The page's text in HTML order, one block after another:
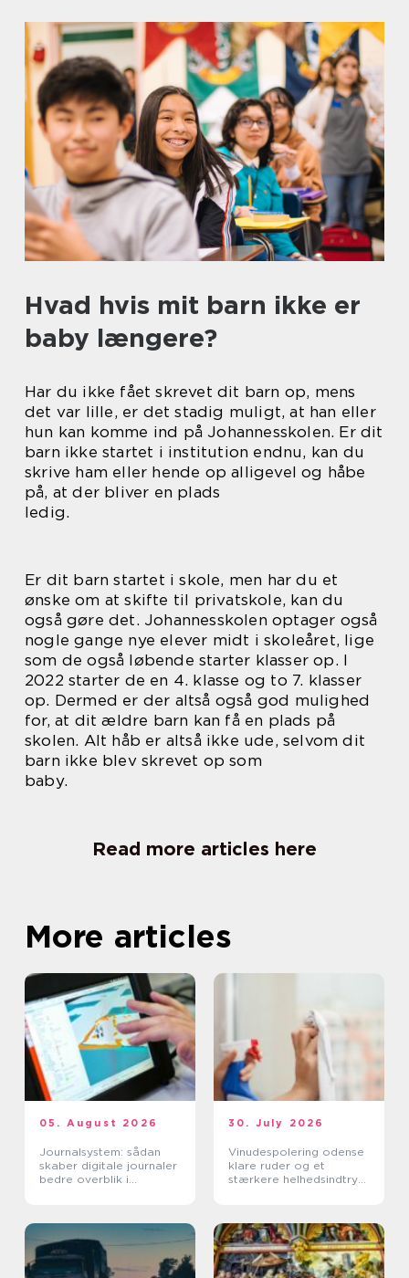
Hvad hvis mit barn ikke er
baby længere?
Har du ikke fået skrevet dit barn op, mens
det var lille, er det stadig muligt, at han eller
hun kan komme ind på Johannesskolen. Er dit
barn ikke startet i institution endnu, kan du
skrive ham eller hende op alligevel og håbe
på, at der bliver en plads
ledig.
Er dit barn startet i skole, men har du et
ønske om at skifte til privatskole, kan du
også gøre det. Johannesskolen optager også
nogle gange nye elever midt i skoleåret, lige
som de også løbende starter klasser op. I
2022 starter de en 4. klasse og to 7. klasser
op. Dermed er der altså også god mulighed
for, at dit ældre barn kan få en plads på
skolen. Alt håb er altså ikke ude, selvom dit
barn ikke blev skrevet op som
baby.
Read more articles here
More articles
05. August 2026
Journalsystem: sådan
skaber digitale journaler
bedre overblik i
30. July 2026
Vinudespolering odense
klare ruder og et
stærkere helhedsindtryk